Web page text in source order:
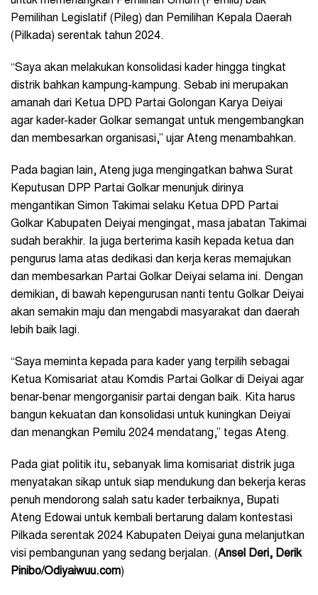
Pemilihan Legislatif (Pileg) dan Pemilihan Kepala Daerah
(Pilkada) serentak tahun 2024.
“Saya akan melakukan konsolidasi kader hingga tingkat
distrik bahkan kampung-kampung. Sebab ini merupakan
amanah dari Ketua DPD Partai Golongan Karya Deiyai
agar kader-kader Golkar semangat untuk mengembangkan
dan membesarkan organisasi,” ujar Ateng menambahkan.
Pada bagian lain, Ateng juga mengingatkan bahwa Surat
Keputusan DPP Partai Golkar menunjuk dirinya
mengantikan Simon Takimai selaku Ketua DPD Partai
Golkar Kabupaten Deiyai mengingat, masa jabatan Takimai
sudah berakhir. Ia juga berterima kasih kepada ketua dan
pengurus lama atas dedikasi dan kerja keras memajukan
dan membesarkan Partai Golkar Deiyai selama ini. Dengan
demikian, di bawah kepengurusan nanti tentu Golkar Deiyai
akan semakin maju dan mengabdi masyarakat dan daerah
lebih baik lagi.
“Saya meminta kepada para kader yang terpilih sebagai
Ketua Komisariat atau Komdis Partai Golkar di Deiyai agar
benar-benar mengorganisir partai dengan baik. Kita harus
bangun kekuatan dan konsolidasi untuk kuningkan Deiyai
dan menangkan Pemilu 2024 mendatang,” tegas Ateng.
Pada giat politik itu, sebanyak lima komisariat distrik juga
menyatakan sikap untuk siap mendukung dan bekerja keras
penuh mendorong salah satu kader terbaiknya, Bupati
Ateng Edowai untuk kembali bertarung dalam kontestasi
Pilkada serentak 2024 Kabupaten Deiyai guna melanjutkan
visi pembangunan yang sedang berjalan. (Ansel Deri, Derik
Pinibo/Odiyaiwuu.com)